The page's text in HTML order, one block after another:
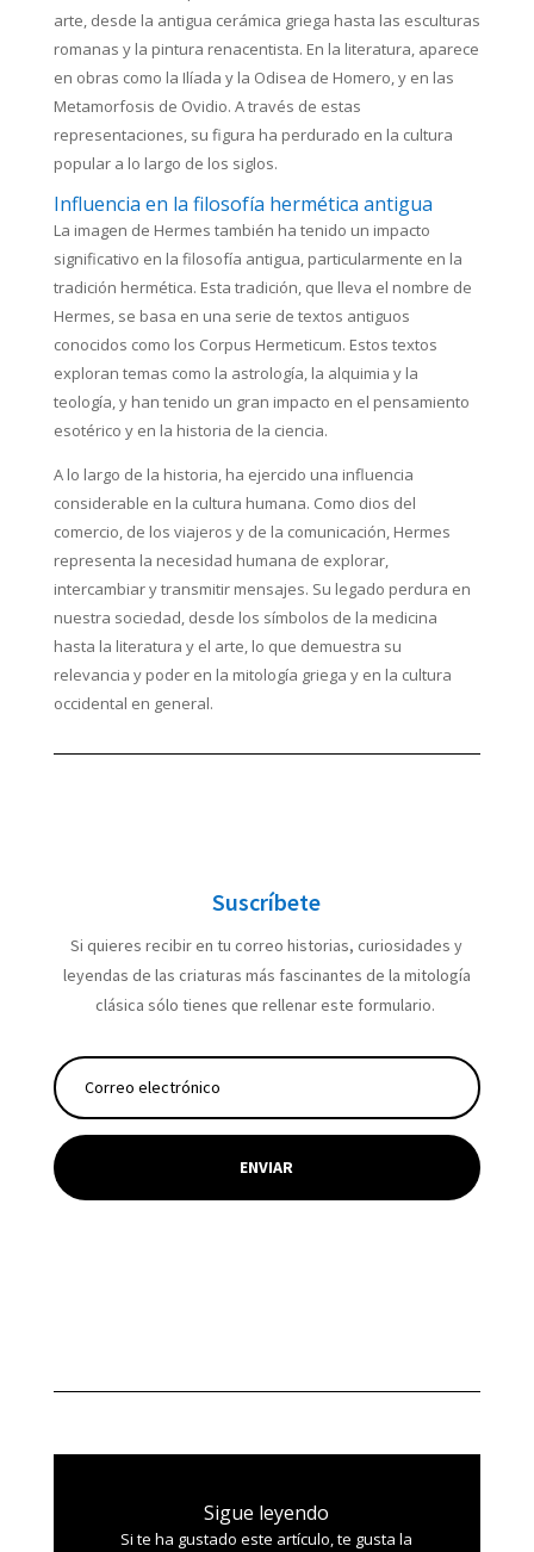
arte, desde la antigua cerámica griega hasta las esculturas
romanas y la pintura renacentista. En la literatura, aparece
en obras como la Ilíada y la Odisea de Homero, y en las
Metamorfosis de Ovidio. A través de estas
representaciones, su figura ha perdurado en la cultura
popular a lo largo de los siglos.
Influencia en la filosofía hermética antigua
La imagen de Hermes también ha tenido un impacto
significativo en la filosofía antigua, particularmente en la
tradición hermética. Esta tradición, que lleva el nombre de
Hermes, se basa en una serie de textos antiguos
conocidos como los Corpus Hermeticum. Estos textos
exploran temas como la astrología, la alquimia y la
teología, y han tenido un gran impacto en el pensamiento
esotérico y en la historia de la ciencia.
A lo largo de la historia, ha ejercido una influencia
considerable en la cultura humana. Como dios del
comercio, de los viajeros y de la comunicación, Hermes
representa la necesidad humana de explorar,
intercambiar y transmitir mensajes. Su legado perdura en
nuestra sociedad, desde los símbolos de la medicina
hasta la literatura y el arte, lo que demuestra su
relevancia y poder en la mitología griega y en la cultura
occidental en general.
Suscríbete
Si quieres recibir en tu correo historias, curiosidades y
leyendas de las criaturas más fascinantes de la mitología
clásica sólo tienes que rellenar este formulario.
ENVIAR
Sigue leyendo
Si te ha gustado este artículo, te gusta la